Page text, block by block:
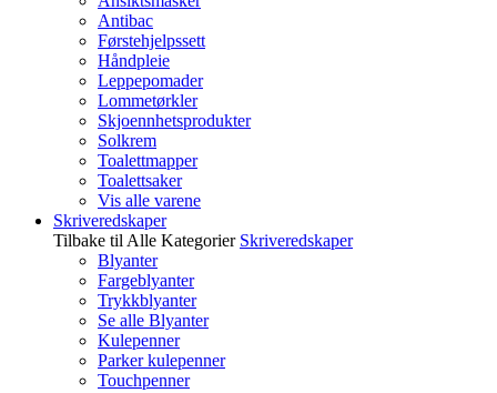
Antibac
Førstehjelpssett
Håndpleie
Leppepomader
Lommetørkler
Skjoennhetsprodukter
Solkrem
Toalettmapper
Toalettsaker
Vis alle varene
Skriveredskaper
Tilbake til Alle Kategorier Skriveredskaper
Blyanter
Fargeblyanter
Trykkblyanter
Se alle Blyanter
Kulepenner
Parker kulepenner
Touchpenner